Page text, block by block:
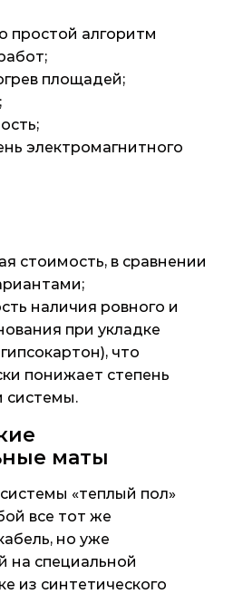
простой алгоритм
площадей;
электромагнитного
стоимость, в сравнении
наличия ровного и
при укладке
что
понижает степень
системы.
маты
«теплый пол»
все тот же
но уже
на специальной
из синтетического